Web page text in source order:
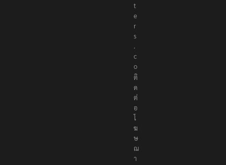
r
t
e
r
s
.
c
o
ติ
ด
ต่
อ
โ
ฆ
ษ
ณ